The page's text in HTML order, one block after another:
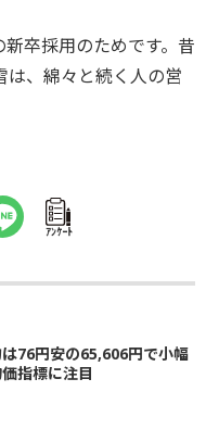
卒採用のためです。昔
は、綿々と続く人の営
ｱﾝｹｰﾄ
は76円安の65,606円で小幅
指標に注目